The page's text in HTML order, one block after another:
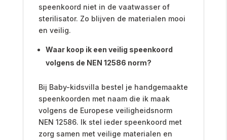
speenkoord niet in de vaatwasser of
sterilisator. Zo blijven de materialen mooi
en veilig.
Waar koop ik een veilig speenkoord
volgens de NEN 12586 norm?
Bij Baby-kidsvilla bestel je handgemaakte
speenkoorden met naam die ik maak
volgens de Europese veiligheidsnorm
NEN 12586. Ik stel ieder speenkoord met
zorg samen met veilige materialen en